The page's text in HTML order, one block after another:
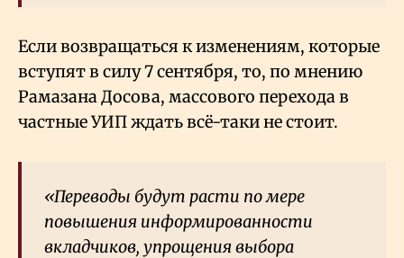
Если возвращаться к изменениям, которые
вступят в силу 7 сентября, то, по мнению
Рамазана Досова, массового перехода в
частные УИП ждать всё-таки не стоит.
«Переводы будут расти по мере
повышения информированности
вкладчиков, упрощения выбора